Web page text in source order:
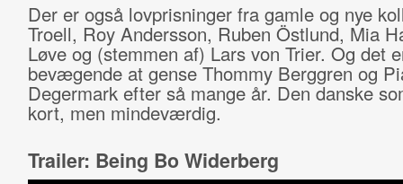
Der er også lovprisninger fra gamle og nye
Troell, Roy Andersson, Ruben Östlund, Mia
Løve og (stemmen af) Lars von Trier. Og det
bevægende at gense Thommy Berggren og
Degermark efter så mange år. Den danske
kort, men mindeværdig.
Trailer: Being Bo Widerberg